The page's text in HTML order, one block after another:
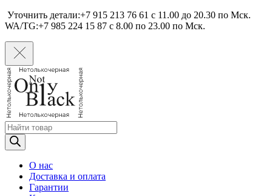
Уточнить детали:+7 915 213 76 61 c 11.00 до 20.30 по Мcк.
WA/TG:+7 985 224 15 87 c 8.00 по 23.00 по Мcк.
Поиск
товаров
О нас
Доставка и оплата
Гарантии